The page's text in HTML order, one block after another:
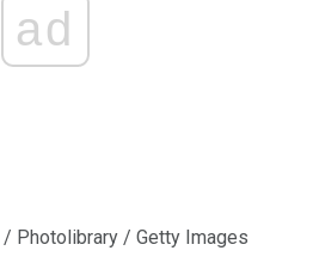
ad
Photolibrary / Getty Images